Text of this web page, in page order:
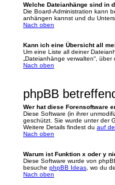
Welche Dateianhänge sind in
Die Board-Administration kann
anhängen kannst und du
Nach oben
Kann ich eine Übersicht all
Um eine Liste all deiner
„Dateianhänge verwalten“,
Nach oben
phpBB
Wer hat diese Forensoftware
Diese Software (in ihrer
geschützt. Sie wurde unter der
Weitere Details findest du auf
Nach oben
Warum ist Funktion x oder y
Diese Software wurde von
besuche phpBB Ideas , wo du
Nach oben